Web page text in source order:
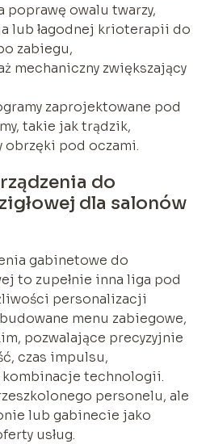
poprawę owalu twarzy,
lub łagodnej krioterapii do
zabiegu,
mechaniczny zwiększający
zaprojektowane pod
takie jak trądzik,
obrzęki pod oczami.
do
dla salonów
gabinetowe do
to zupełnie inna liga pod
personalizacji
menu zabiegowe,
pozwalające precyzyjnie
czas impulsu,
technologii.
personelu, ale
lub gabinecie jako
usług.